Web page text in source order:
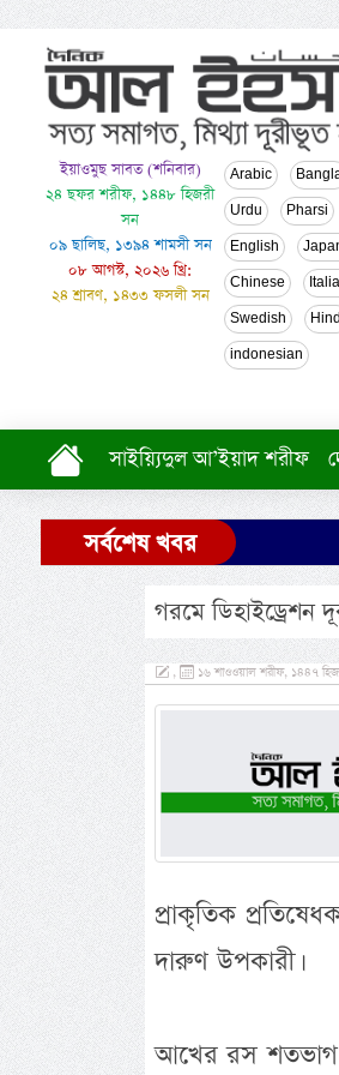
ইয়াওমুছ সাবত (শনিবার)
২৪ ছফর শরীফ, ১৪৪৮ হিজরী
সন
০৯ ছালিছ, ১৩৯৪ শামসী সন
০৮ আগস্ট, ২০২৬ খ্রি:
২৪ শ্রাবণ, ১৪৩৩ ফসলী সন
Arabic
Urdu Pharsi
English
Chinese
Swedish
indonesian
সাইয়্যিদুল আ’ইয়াদ শরীফ
সর্বশেষ খবর
গরমে
, ১৬ শাওওয়াল শরীফ, ১৪৪৭
প্রাকৃতিক
দারুণ উপকারী।
আখের রস শতভাগ